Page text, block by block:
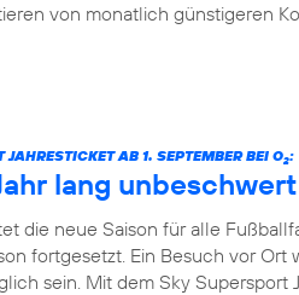
von monatlich günstigeren
JAHRESTICKET AB 1. SEPTEMBER BEI O2:
lang
die neue Saison für alle
fortgesetzt. Ein Besuch vor
sein. Mit dem Sky Supersport